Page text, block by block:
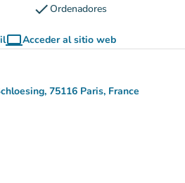
checkOrdenadores
computerAcceder al sitio web
(nueva pestaña)
75116 Paris, France
(abrir en Google Maps)
(nueva pestaña)